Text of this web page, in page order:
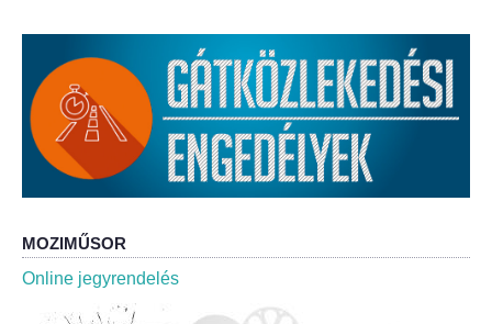
Óvodakert
Egészségügy
Háziorvos
Fogorvos
MOZIMŰSOR
Online jegyrendelés